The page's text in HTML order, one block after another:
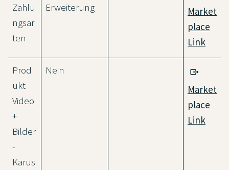
Zahlu
ngsar
ten
Erweiterung
Market
place
Link
Prod
ukt
Video
+
Bilder
-
Karus
Nein
Market
place
Link